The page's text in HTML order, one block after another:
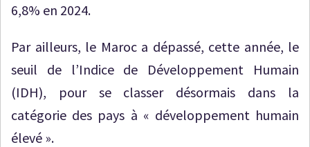
6,8% en 2024.
Par ailleurs, le Maroc a dépassé, cette année, le
seuil de l’Indice de Développement Humain
(IDH), pour se classer désormais dans la
catégorie des pays à « développement humain
élevé ».